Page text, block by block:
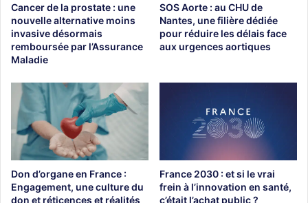
Cancer de la prostate : une
nouvelle alternative moins
invasive désormais
remboursée par l’Assurance
Maladie
SOS Aorte : au CHU de
Nantes, une filière dédiée
pour réduire les délais face
aux urgences aortiques
Don d’organe en France :
Engagement, une culture du
don et réticences et réalités
France 2030 : et si le vrai
frein à l’innovation en santé,
c’était l’achat public ?